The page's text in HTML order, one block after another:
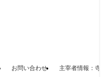
お問い合わせ 主宰者情報：寺